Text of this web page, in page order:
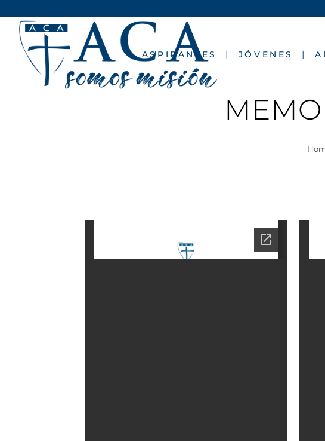
ASPIRANTES JÓVENES